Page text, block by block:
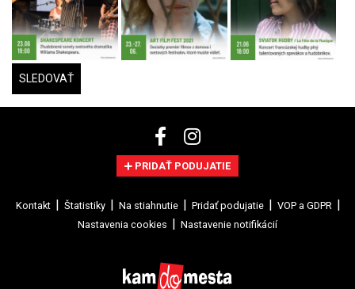
SLEDOVAŤ
PRIDAŤ PODUJATIE
Kontakt Štatistiky Na stiahnutie Pridať podujatie
VOP a GDPR
Nastavenia cookies
Nastavenie notifikácií